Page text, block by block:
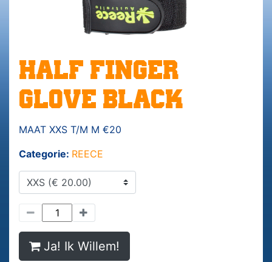
HALF FINGER
GLOVE BLACK
MAAT XXS T/M M €20
Categorie: REECE
Ja! Ik Willem!